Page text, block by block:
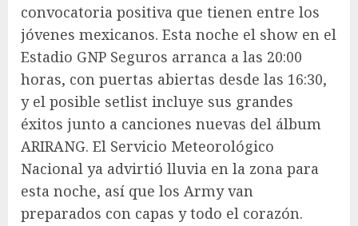
convocatoria positiva que tienen entre los
jóvenes mexicanos. Esta noche el show en el
Estadio GNP Seguros arranca a las 20:00
horas, con puertas abiertas desde las 16:30,
y el posible setlist incluye sus grandes
éxitos junto a canciones nuevas del álbum
ARIRANG. El Servicio Meteorológico
Nacional ya advirtió lluvia en la zona para
esta noche, así que los Army van
preparados con capas y todo el corazón.